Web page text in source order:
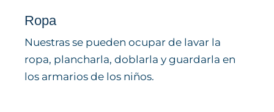
Ropa
Nuestras se pueden ocupar de lavar la
ropa, plancharla, doblarla y guardarla en
los armarios de los niños.